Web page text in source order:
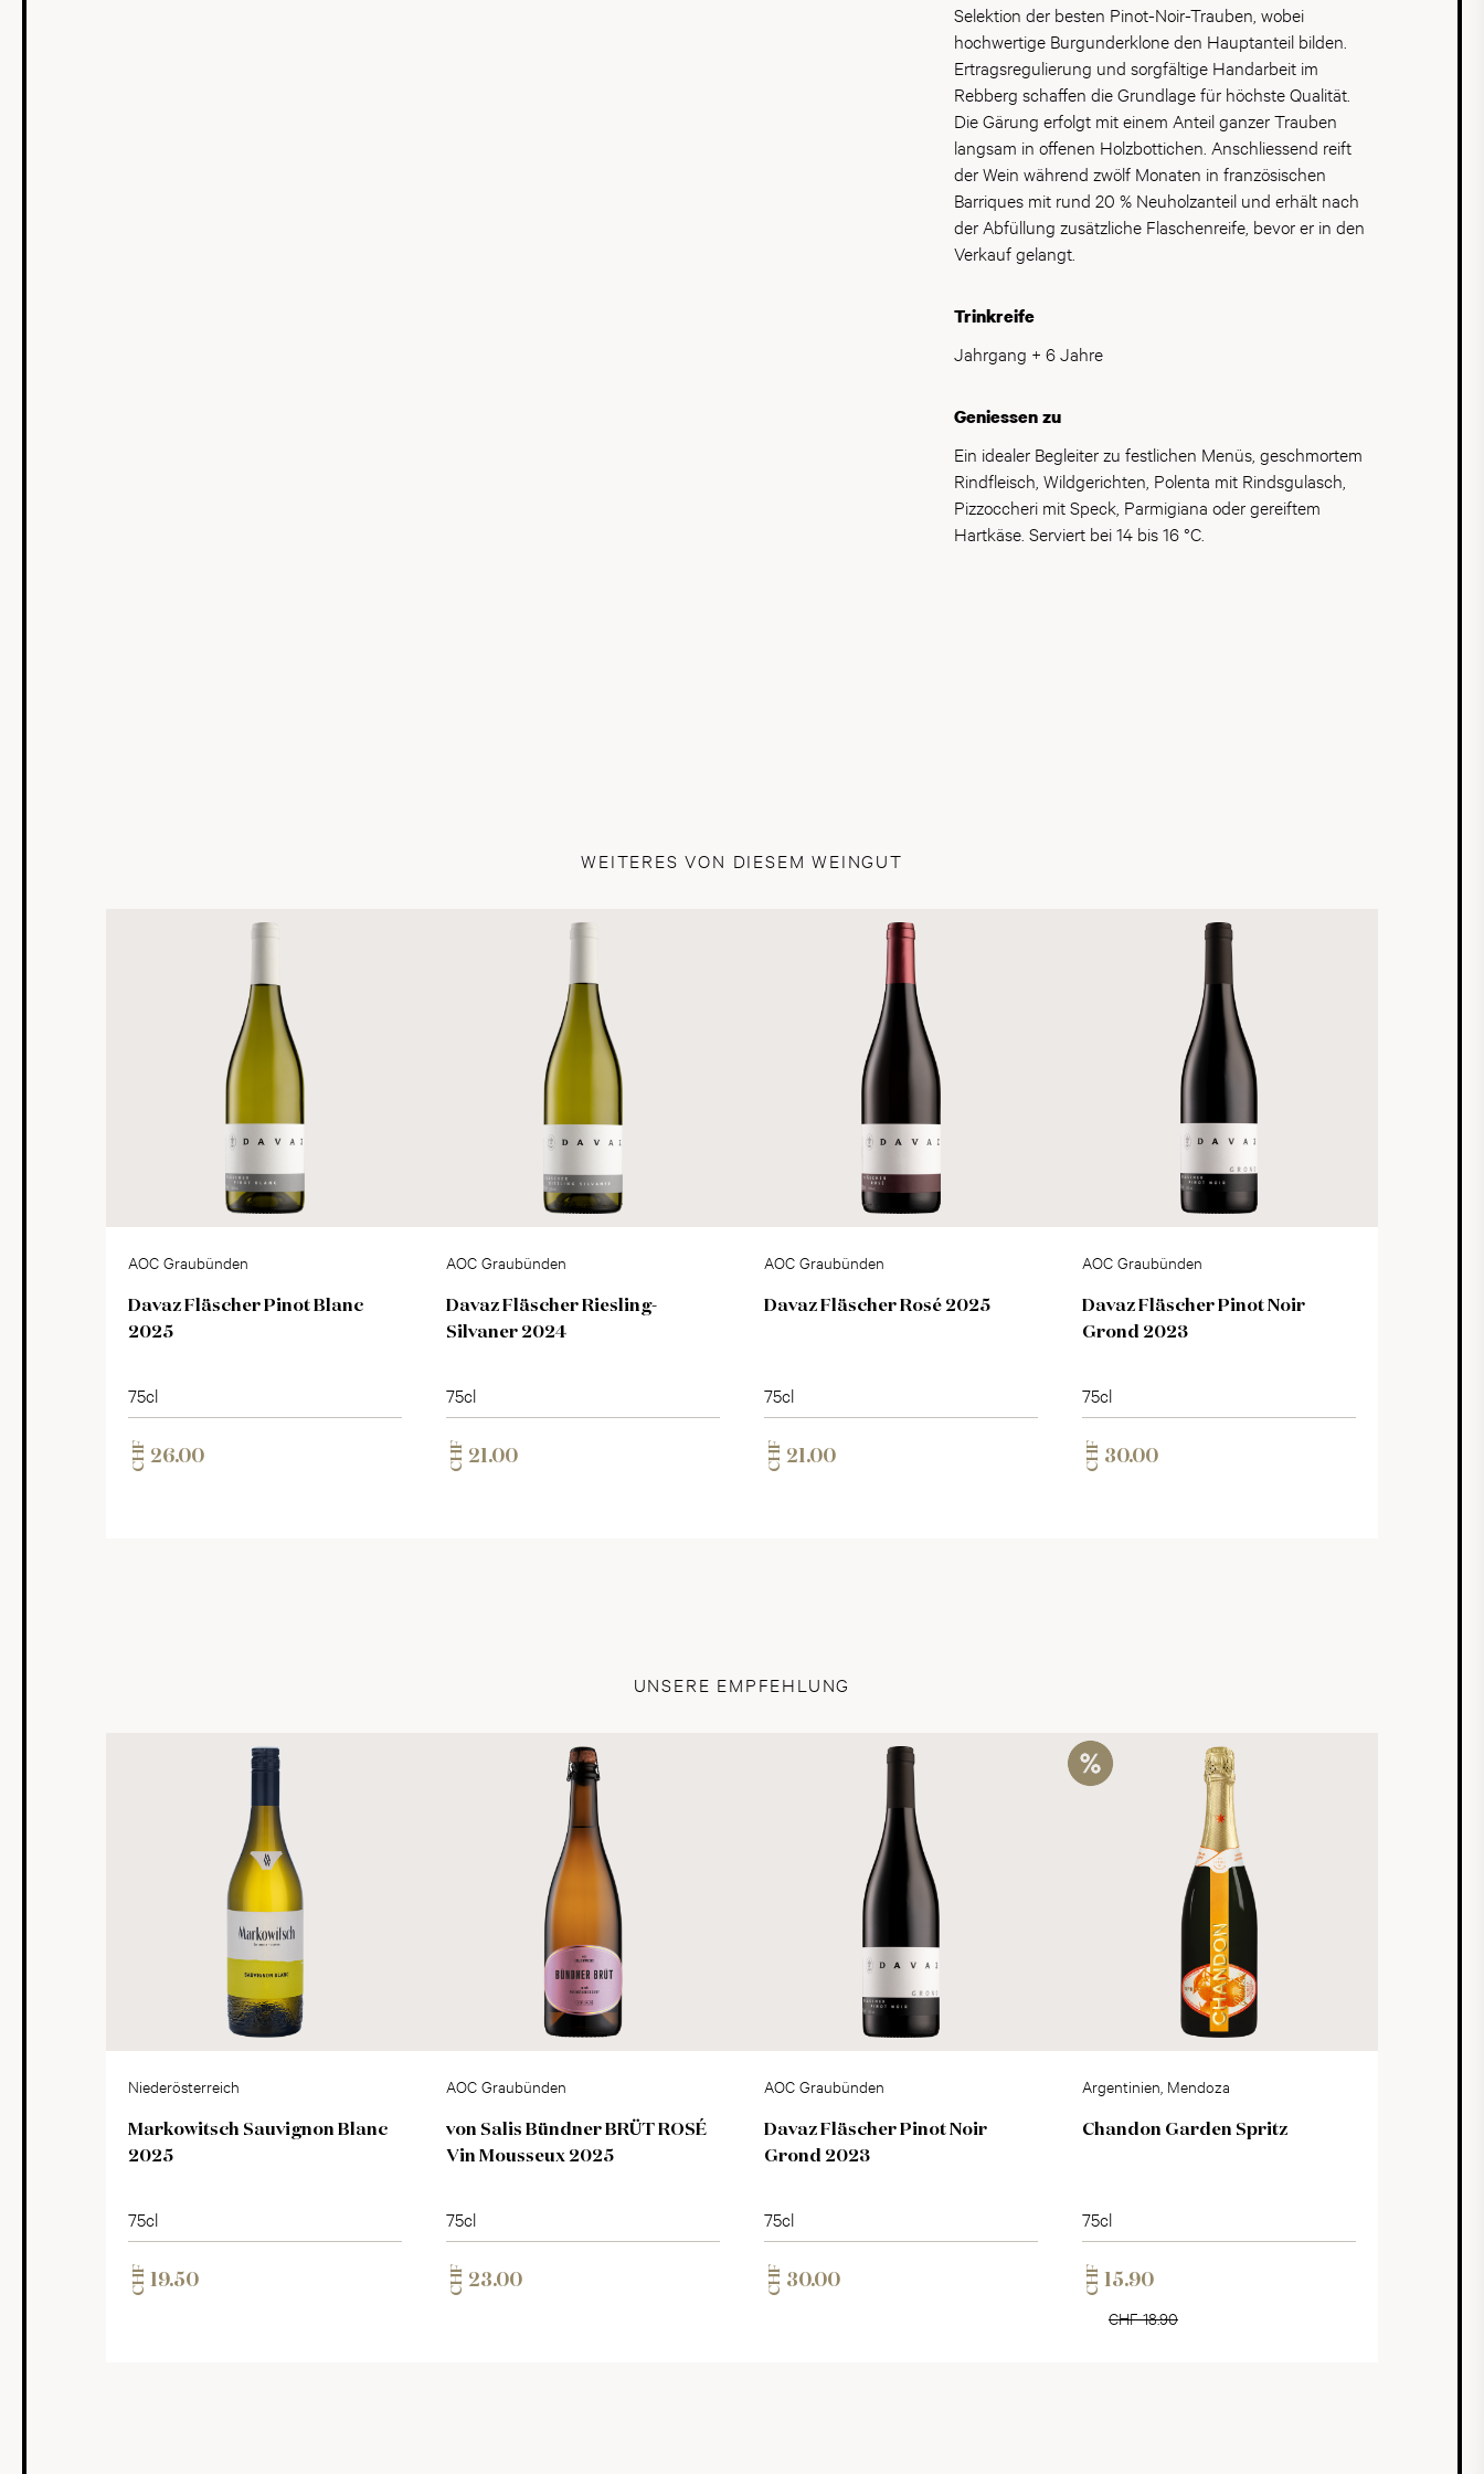
Selektion der besten Pinot-Noir-Trauben, wobei
hochwertige Burgunderklone den Hauptanteil bilden.
Ertragsregulierung und sorgfältige Handarbeit im
Rebberg schaffen die Grundlage für höchste Qualität.
Die Gärung erfolgt mit einem Anteil ganzer Trauben
langsam in offenen Holzbottichen. Anschliessend reift
der Wein während zwölf Monaten in französischen
Barriques mit rund 20 % Neuholzanteil und erhält nach
der Abfüllung zusätzliche Flaschenreife, bevor er in den
Verkauf gelangt.
Trinkreife
Jahrgang + 6 Jahre
Geniessen zu
Ein idealer Begleiter zu festlichen Menüs, geschmortem
Rindfleisch, Wildgerichten, Polenta mit Rindsgulasch,
Pizzoccheri mit Speck, Parmigiana oder gereiftem
Hartkäse. Serviert bei 14 bis 16 °C.
WEITERES VON DIESEM WEINGUT
AOC Graubünden
Davaz Fläscher Pinot Blanc
2025
75cl
CHF 26.00
AOC Graubünden
Davaz Fläscher Riesling-
Silvaner 2024
75cl
CHF 21.00
AOC Graubünden
Davaz Fläscher Rosé 2025
75cl
CHF 21.00
AOC Graubünden
Davaz Fläscher Pinot Noir
Grond 2023
75cl
CHF 30.00
UNSERE EMPFEHLUNG
Niederösterreich
Markowitsch Sauvignon Blanc
2025
75cl
CHF 19.50
AOC Graubünden
von Salis Bündner BRÜT ROSÉ
Vin Mousseux 2025
75cl
CHF 23.00
AOC Graubünden
Davaz Fläscher Pinot Noir
Grond 2023
75cl
CHF 30.00
Argentinien, Mendoza
Chandon Garden Spritz
75cl
CHF 15.90
CHF 18.90